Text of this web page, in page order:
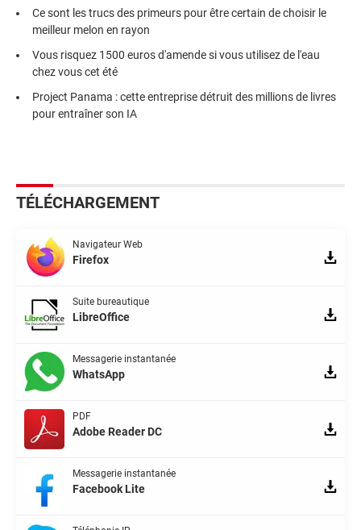
Ce sont les trucs des primeurs pour être certain de choisir le
meilleur melon en rayon
Vous risquez 1500 euros d'amende si vous utilisez de l'eau
chez vous cet été
Project Panama : cette entreprise détruit des millions de livres
pour entraîner son IA
TÉLÉCHARGEMENT
Navigateur Web
Firefox
Suite bureautique
LibreOffice
Messagerie instantanée
WhatsApp
PDF
Adobe Reader DC
Messagerie instantanée
Facebook Lite